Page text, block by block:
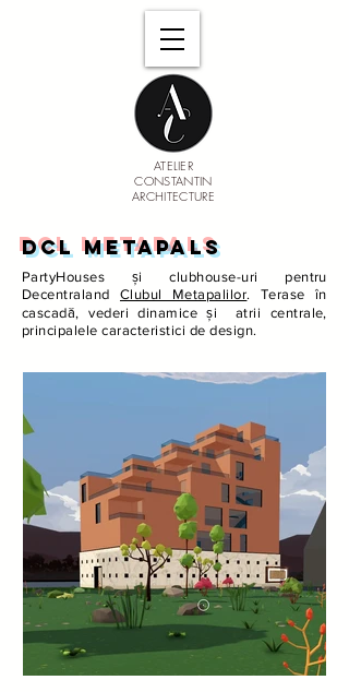
ATELIER
CONSTANTIN
ARCHITECTURE
DCL METAPALS
PartyHouses și clubhouse-uri pentru
Decentraland Clubul Metapalilor. Terase în
cascadă, vederi dinamice și atrii centrale,
principalele caracteristici de design.